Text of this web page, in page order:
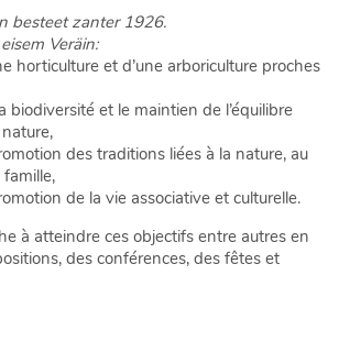
zanter 1926.
Veräin:
horticulture et d’une arboriculture proches
biodiversité et le maintien de l’équilibre
des traditions liées à la nature, au
de la vie associative et culturelle.
à atteindre ces objectifs entre autres en
des conférences, des fêtes et